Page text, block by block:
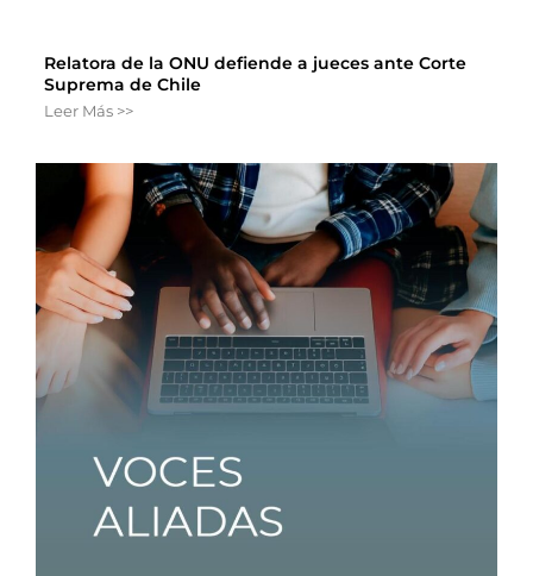
Relatora de la ONU defiende a jueces ante Corte
Suprema de Chile
Leer Más >>